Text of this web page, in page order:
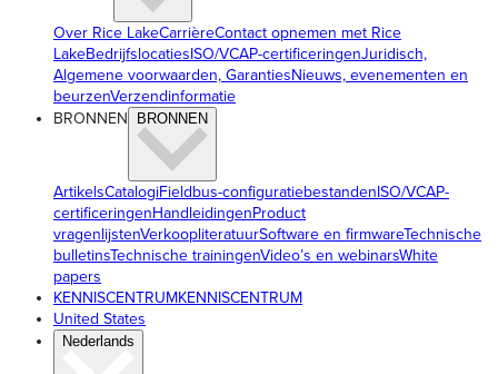
Over Rice LakeCarrièreContact opnemen met Rice
LakeBedrijfslocatiesISO/VCAP-certificeringenJuridisch,
Algemene voorwaarden, GarantiesNieuws, evenementen en
beurzenVerzendinformatie
BRONNEN
BRONNEN
ArtikelsCatalogiFieldbus-configuratiebestandenISO/VCAP-
certificeringenHandleidingenProduct
vragenlijstenVerkoopliteratuurSoftware en firmwareTechnische
bulletinsTechnische trainingenVideo’s en webinarsWhite
papers
KENNISCENTRUMKENNISCENTRUM
United States
Nederlands